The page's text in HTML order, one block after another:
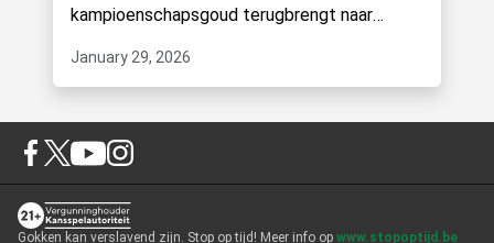
kampioenschapsgoud terugbrengt naar
January 29, 2026
Gokken kan verslavend zijn. Stop op tijd! Meer info op www.stopoptijd.be